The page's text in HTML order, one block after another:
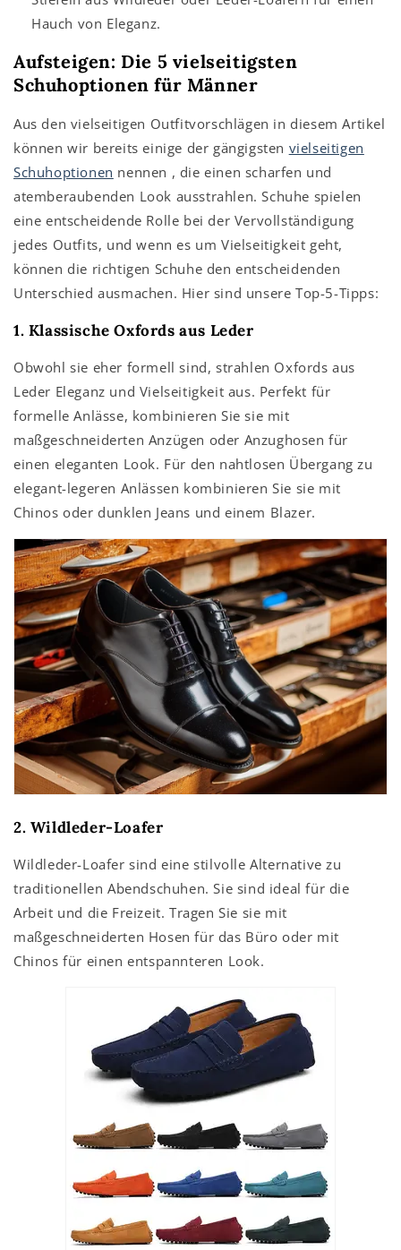
Hauch von Eleganz.
Aufsteigen: Die 5 vielseitigsten
Schuhoptionen für Männer
Aus den vielseitigen Outfitvorschlägen in diesem Artikel
können wir bereits einige der gängigsten vielseitigen
Schuhoptionen nennen , die einen scharfen und
atemberaubenden Look ausstrahlen. Schuhe spielen
eine entscheidende Rolle bei der Vervollständigung
jedes Outfits, und wenn es um Vielseitigkeit geht,
können die richtigen Schuhe den entscheidenden
Unterschied ausmachen. Hier sind unsere Top-5-Tipps:
1. Klassische Oxfords aus Leder
Obwohl sie eher formell sind, strahlen Oxfords aus
Leder Eleganz und Vielseitigkeit aus. Perfekt für
formelle Anlässe, kombinieren Sie sie mit
maßgeschneiderten Anzügen oder Anzughosen für
einen eleganten Look. Für den nahtlosen Übergang zu
elegant-legeren Anlässen kombinieren Sie sie mit
Chinos oder dunklen Jeans und einem Blazer.
2. Wildleder-Loafer
Wildleder-Loafer sind eine stilvolle Alternative zu
traditionellen Abendschuhen. Sie sind ideal für die
Arbeit und die Freizeit. Tragen Sie sie mit
maßgeschneiderten Hosen für das Büro oder mit
Chinos für einen entspannteren Look.